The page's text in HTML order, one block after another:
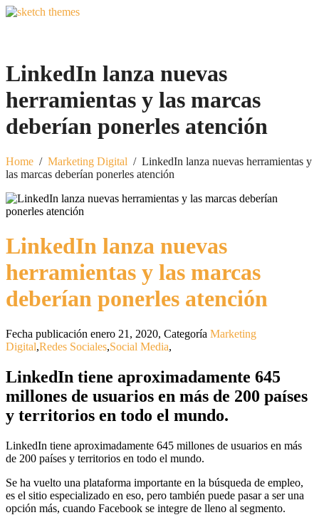
LinkedIn lanza nuevas
herramientas y las marcas
deberían ponerles atención
Home / Marketing Digital / LinkedIn lanza nuevas herramientas y
las marcas deberían ponerles atención
LinkedIn lanza nuevas
herramientas y las marcas
deberían ponerles atención
Fecha publicación enero 21, 2020, Categoría Marketing
Digital,Redes Sociales,Social Media,
LinkedIn tiene aproximadamente 645
millones de usuarios en más de 200 países
y territorios en todo el mundo.
LinkedIn tiene aproximadamente 645 millones de usuarios en más
de 200 países y territorios en todo el mundo.
Se ha vuelto una plataforma importante en la búsqueda de empleo,
es el sitio especializado en eso, pero también puede pasar a ser una
opción más, cuando Facebook se integre de lleno al segmento.